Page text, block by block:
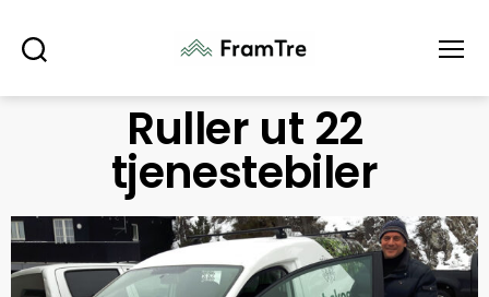
Ruller ut 22
tjenestebiler